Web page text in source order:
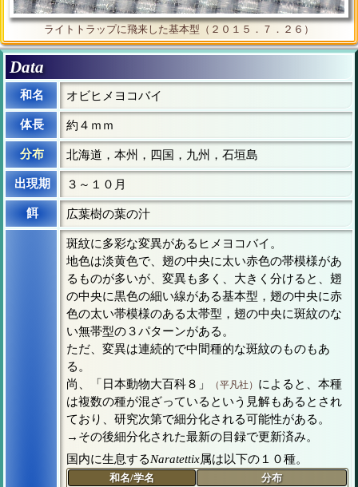
ライトトラップに飛来した基本型（２０１５．７．２６）
Data
和名 オビヒメヨコバイ
体長 約４ｍｍ
分布 北海道，本州，四国，九州，石垣島
出現期 ３～１０月
餌 広葉樹の葉の汁
斑紋に多彩な変異があるヒメヨコバイ。
地色は淡黄色で、翅の中央に太い赤色の帯模様があ
るものが多いが、変異も多く、大きく分けると、翅
の中央に黒色の細い線がある基本型，翅の中央に赤
色の太い帯模様のある太帯型，翅の中央に斑紋のな
い無帯型の３パターンがある。
ただ、変異は連続的で中間種的な斑紋のものもあ
る。
尚、「日本動物大百科８」
（平凡社） によると、本種
は複数の種が混ざっているという見解もあるとされ
ており、研究次第で細分化される可能性がある。
→その後細分化された最新の目録で更新済み。
国内に生息するNaratettix属は以下の１０種。
和名/学名
分布